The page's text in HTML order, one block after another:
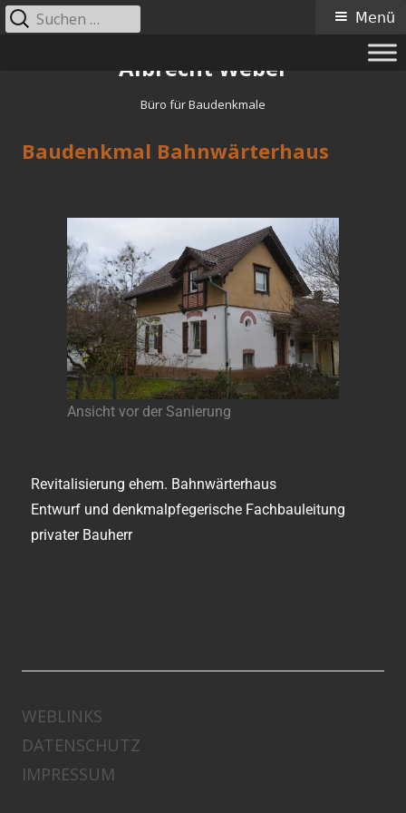
Albrecht Weber
Büro für Baudenkmale
Menü
Baudenkmal Bahnwärterhaus
Ansicht vor der Sanierung
Revitalisierung ehem. Bahnwärterhaus
Entwurf und denkmalpfegerische Fachbauleitung
privater Bauherr
WEBLINKS
DATENSCHUTZ
IMPRESSUM